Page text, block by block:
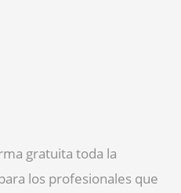
gratuita toda la
los profesionales que